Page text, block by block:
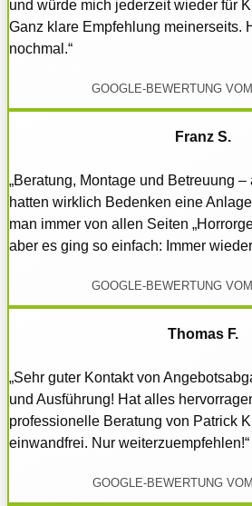
und würde mich jederzeit wieder für
Ganz klare Empfehlung meinerseits.
nochmal.“
GOOGLE-BEWERTUNG
Franz S.
„Beratung, Montage und Betreuung
hatten wirklich Bedenken eine
man immer von allen Seiten
aber es ging so einfach: Immer
GOOGLE-BEWERTUNG
Thomas F.
„Sehr guter Kontakt von
und Ausführung! Hat alles
professionelle Beratung von Patrick
einwandfrei. Nur weiterzuempfehlen!“
GOOGLE-BEWERTUNG